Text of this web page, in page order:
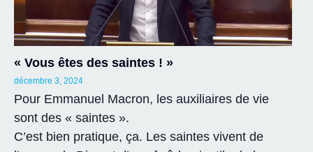
« Vous êtes des saintes ! »
décembre 3, 2024
Pour Emmanuel Macron, les auxiliaires de vie
sont des « saintes ».
C’est bien pratique, ça. Les saintes vivent de